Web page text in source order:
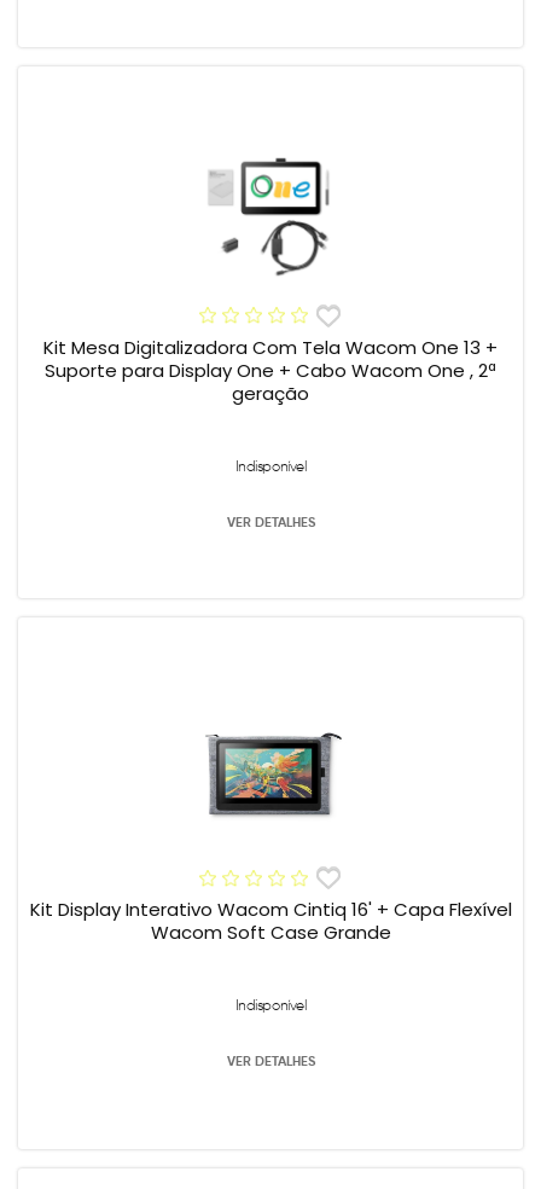
Kit Mesa Digitalizadora Com Tela Wacom One 13 +
Suporte para Display One + Cabo Wacom One , 2ª
geração
Indisponível
VER DETALHES
Kit Display Interativo Wacom Cintiq 16' + Capa Flexível
Wacom Soft Case Grande
Indisponível
VER DETALHES